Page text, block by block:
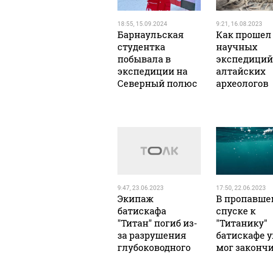
18:55, 15.09.2024
Барнаульская
студентка
побывала в
экспедиции на
Северный полюс
9:21, 16.08.2023
Как прошел
научных
алтайских
археологов
9:47, 23.06.2023
Экипаж
батискафа
"Титан" погиб из-
за разрушения
глубоководного
17:50, 22.06.2023
В
спуске к
"Титанику"
батискафе
мог